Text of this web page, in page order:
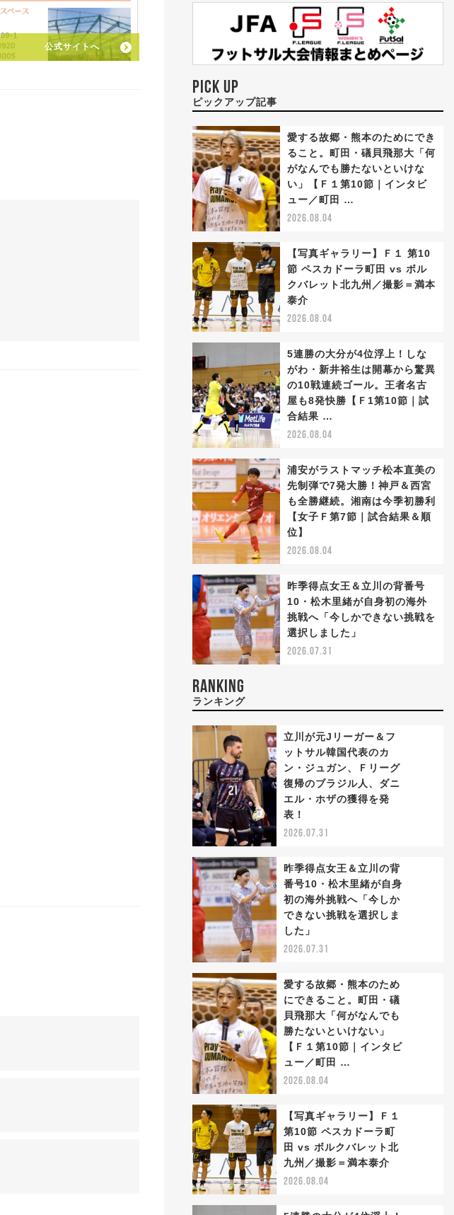
公式サイトへ
PICK UP
ピックアップ記事
愛する故郷・熊本のためにでき
ること。町田・礒貝飛那大「何
がなんでも勝たないといけな
い」【Ｆ１第10節｜インタビ
ュー／町田 …
2026.08.04
【写真ギャラリー】Ｆ１ 第10
節 ペスカドーラ町田 vs ボル
クバレット北九州／撮影＝満本
泰介
2026.08.04
5連勝の大分が4位浮上！しな
がわ・新井裕生は開幕から驚異
の10戦連続ゴール。王者名古
屋も8発快勝【Ｆ1第10節｜試
合結果 …
2026.08.04
浦安がラストマッチ松本直美の
先制弾で7発大勝！神戸＆西宮
も全勝継続。湘南は今季初勝利
【女子Ｆ第7節｜試合結果＆順
位】
2026.08.04
昨季得点女王＆立川の背番号
10・松木里緒が自身初の海外
挑戦へ「今しかできない挑戦を
選択しました」
2026.07.31
RANKING
ランキング
立川が元Jリーガー＆フ
ットサル韓国代表のカ
ン・ジュガン、Ｆリーグ
復帰のブラジル人、ダニ
エル・ホザの獲得を発
表！
2026.07.31
昨季得点女王＆立川の背
番号10・松木里緒が自身
初の海外挑戦へ「今しか
できない挑戦を選択しま
した」
2026.07.31
愛する故郷・熊本のため
にできること。町田・礒
貝飛那大「何がなんでも
勝たないといけない」
【Ｆ１第10節｜インタビ
ュー／町田 …
2026.08.04
【写真ギャラリー】Ｆ１
第10節 ペスカドーラ町
田 vs ボルクバレット北
九州／撮影＝満本泰介
2026.08.04